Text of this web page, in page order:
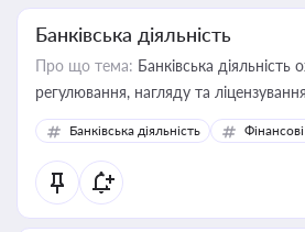
Банківська діяльність
Про що тема: Банківська діяльність
регулювання, нагляду та
Банківська діяльність